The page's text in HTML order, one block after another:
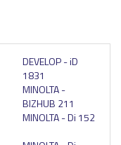
DEVELOP - iD
1831
MINOLTA -
BIZHUB 211
MINOLTA - Di 152